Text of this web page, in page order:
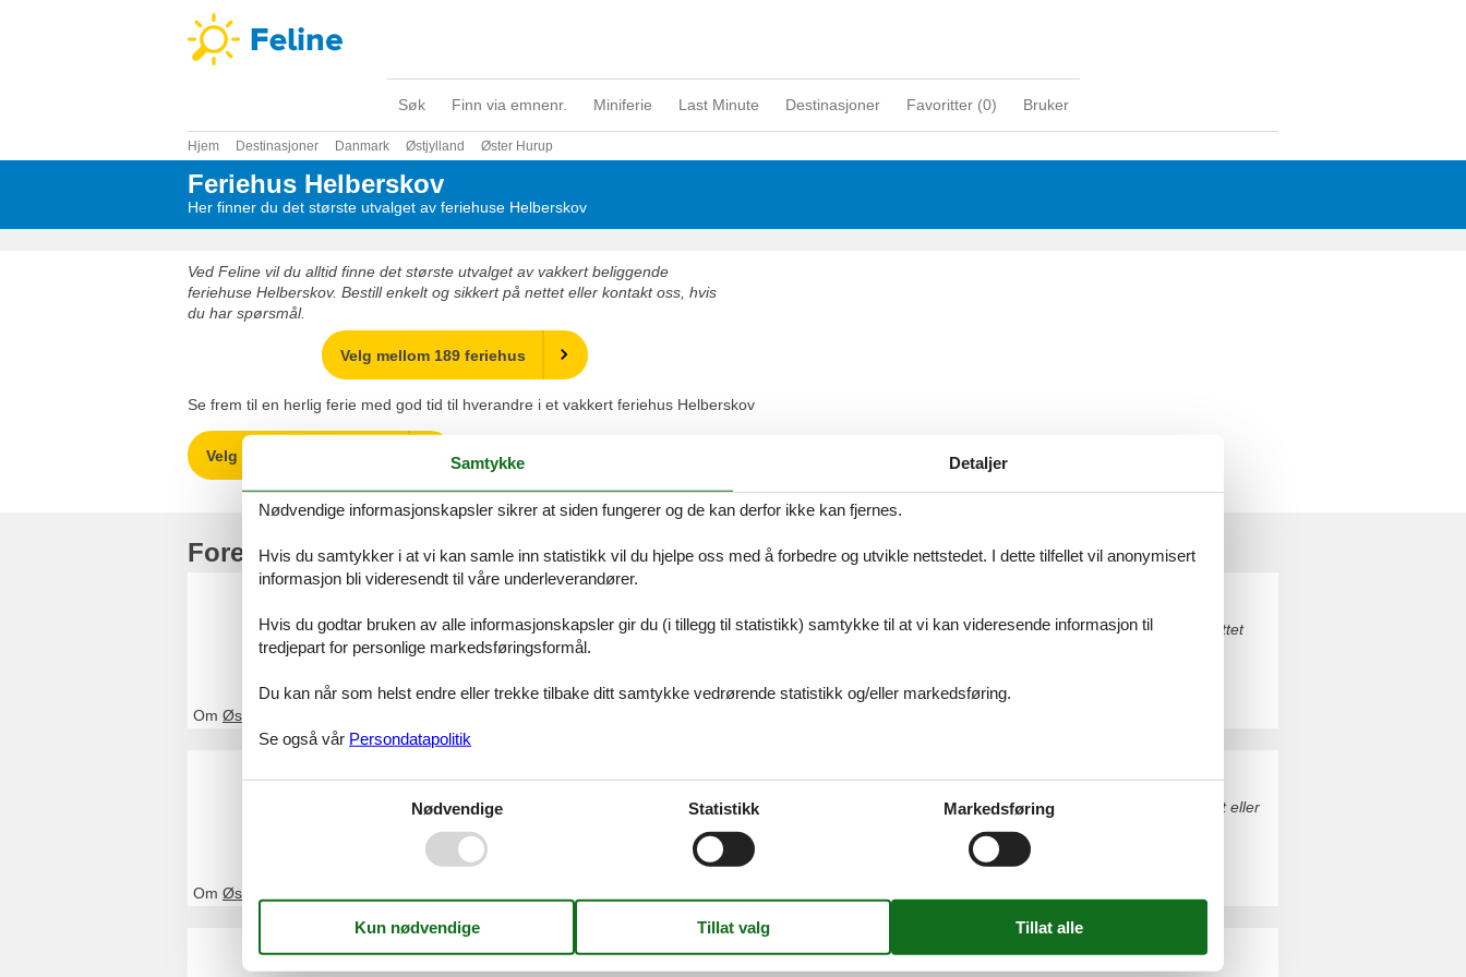
Søk Finn via emnenr. Miniferie Last Minute Destinasjoner Favoritter (0) Bruker
Hjem Destinasjoner Danmark Østjylland Øster Hurup
Feriehus Helberskov
Her finner du det største utvalget av feriehuse Helberskov
Ved Feline vil du alltid finne det største utvalget av vakkert beliggende
feriehuse Helberskov. Bestill enkelt og sikkert på nettet eller kontakt oss, hvis
du har spørsmål.
Velg mellom 189 feriehus
Se frem til en herlig ferie med god tid til hverandre i et vakkert feriehus Helberskov
Velg mellom 189 feriehus
Foreldre toppartikler
Ved Feline vil du alltid finne det største utvalget av vakkert beliggende feriehuse Øster Hurup. Bestill enkelt og sikkert på nettet
eller kontakt oss, hvis du har spørsmål.
Om Øster Hurup
Feriehus Østjylland
Ved Feline vil du alltid finne det største utvalget av vakkert beliggende feriehuse Østjylland. Bestill enkelt og sikkert på nettet eller
kontakt oss, hvis du har spørsmål.
Om Østjylland
Feriehus Danmark
Samtykke Detaljer
Nødvendige informasjonskapsler sikrer at siden fungerer og de kan derfor ikke kan fjernes.
Hvis du samtykker i at vi kan samle inn statistikk vil du hjelpe oss med å forbedre og utvikle nettstedet. I dette tilfellet vil anonymisert
informasjon bli videresendt til våre underleverandører.
Hvis du godtar bruken av alle informasjonskapsler gir du (i tillegg til statistikk) samtykke til at vi kan videresende informasjon til
tredjepart for personlige markedsføringsformål.
Du kan når som helst endre eller trekke tilbake ditt samtykke vedrørende statistikk og/eller markedsføring.
Se også vår Persondatapolitik
Nødvendige Statistikk Markedsføring